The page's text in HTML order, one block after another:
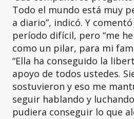
Todo el mundo está muy
a diario”, indicó. Y
período difícil, pero “me
como un pilar, para mi
“Ella ha conseguido la
apoyo de todos ustedes.
sostuvieron y eso me
seguir hablando y
pudiera conseguir lo que